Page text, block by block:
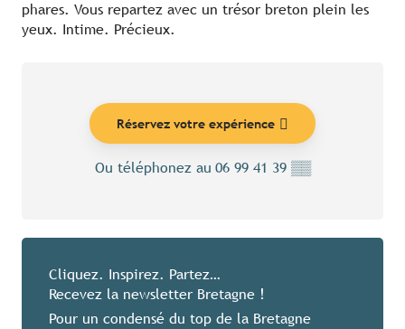
phares. Vous repartez avec un trésor breton plein les
yeux. Intime. Précieux.
Réservez votre expérience
Ou téléphonez au 06 99 41 39 ▒▒
Cliquez. Inspirez. Partez…
Recevez la newsletter Bretagne !
Pour un condensé du top de la Bretagne